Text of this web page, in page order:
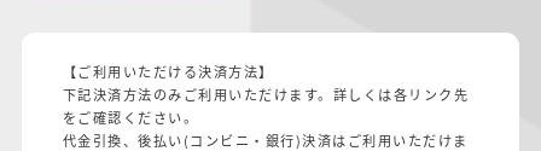
【ご利用いただける決済方法】
下記決済方法のみご利用いただけます。詳しくは各リンク先
をご確認ください。
代金引換、後払い(コンビニ・銀行)決済はご利用いただけま